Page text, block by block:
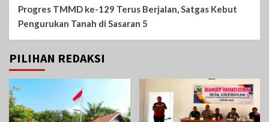
Progres TMMD ke-129 Terus Berjalan, Satgas Kebut
Pengurukan Tanah di Sasaran 5
PILIHAN REDAKSI